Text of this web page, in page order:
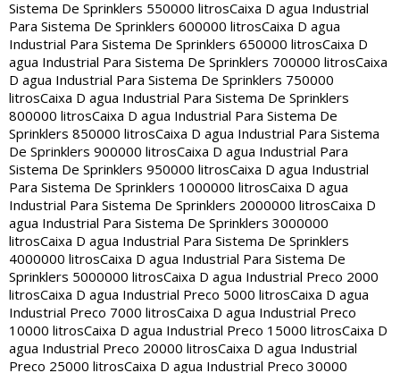
Sistema De Sprinklers 550000 litrosCaixa D agua Industrial
Para Sistema De Sprinklers 600000 litrosCaixa D agua
Industrial Para Sistema De Sprinklers 650000 litrosCaixa D
agua Industrial Para Sistema De Sprinklers 700000 litrosCaixa
D agua Industrial Para Sistema De Sprinklers 750000
litrosCaixa D agua Industrial Para Sistema De Sprinklers
800000 litrosCaixa D agua Industrial Para Sistema De
Sprinklers 850000 litrosCaixa D agua Industrial Para Sistema
De Sprinklers 900000 litrosCaixa D agua Industrial Para
Sistema De Sprinklers 950000 litrosCaixa D agua Industrial
Para Sistema De Sprinklers 1000000 litrosCaixa D agua
Industrial Para Sistema De Sprinklers 2000000 litrosCaixa D
agua Industrial Para Sistema De Sprinklers 3000000
litrosCaixa D agua Industrial Para Sistema De Sprinklers
4000000 litrosCaixa D agua Industrial Para Sistema De
Sprinklers 5000000 litrosCaixa D agua Industrial Preco 2000
litrosCaixa D agua Industrial Preco 5000 litrosCaixa D agua
Industrial Preco 7000 litrosCaixa D agua Industrial Preco
10000 litrosCaixa D agua Industrial Preco 15000 litrosCaixa D
agua Industrial Preco 20000 litrosCaixa D agua Industrial
Preco 25000 litrosCaixa D agua Industrial Preco 30000